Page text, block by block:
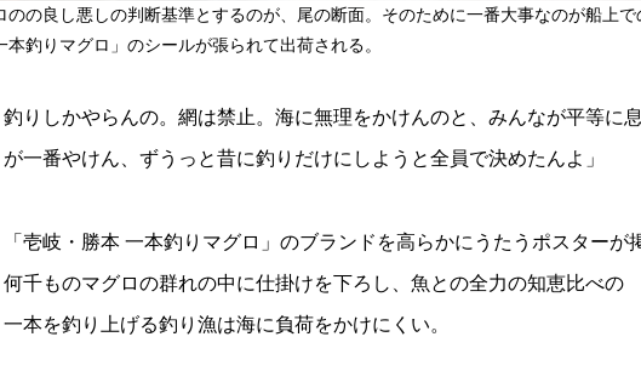
のの良し悪しの判断基準とするのが、尾の断面。そのために一番大事なのが船上
釣りマグロ」のシールが張られて出荷される。
釣りしかやらんの。網は禁止。海に無理をかけんのと、みんなが平等に息
一番やけん、ずうっと昔に釣りだけにしようと全員で決めたんよ」
壱岐・勝本 一本釣りマグロ」のブランドを高らかにうたうポスターが
千ものマグロの群れの中に仕掛けを下ろし、魚との全力の知恵比べの
本を釣り上げる釣り漁は海に負荷をかけにくい。